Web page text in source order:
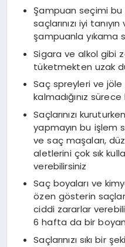
Şampuan seçimi
saçlarınızı iyi
şampuanla yıkama
Sigara ve alkol gibi
tüketmekten uzak
Saç spreyleri ve
kalmadığınız sürece
Saçlarınızı
yapmayın bu işlem
ve saç maşaları,
aletlerini çok sık
verebilirsiniz
Saç boyaları ve
özen gösterin saçlar
ciddi zararlar
6 hafta da bir
Saçlarınızı sıkı bir